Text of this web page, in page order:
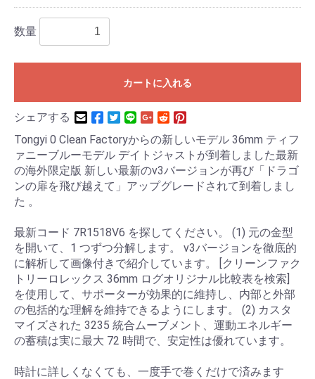
数量
カートに入れる
シェアする
Tongyi 0 Clean Factoryからの新しいモデル 36mm ティフ
ァニーブルーモデル デイトジャストが到着しました最新
の海外限定版 新しい最新のv3バージョンが再び「ドラゴ
ンの扉を飛び越えて」アップグレードされて到着しまし
た 。
最新コード 7R1518V6 を探してください。 (1) 元の金型
を開いて、1 つずつ分解します。 v3バージョンを徹底的
に解析して画像付きで紹介しています。 [クリーンファク
トリーロレックス 36mm ログオリジナル比較表を検索]
を使用して、サポーターが効果的に維持し、内部と外部
の包括的な理解を維持できるようにします。 (2) カスタ
マイズされた 3235 統合ムーブメント、運動エネルギー
の蓄積は実に最大 72 時間で、安定性は優れています。
時計に詳しくなくても、一度手で巻くだけで済みます